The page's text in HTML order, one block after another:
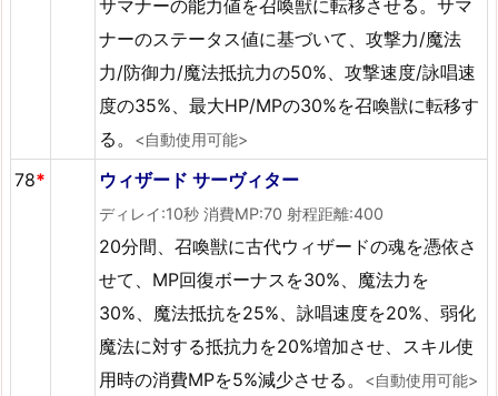
サマナーの能力値を召喚獣に転移させる。サマ
ナーのステータス値に基づいて、攻撃力/魔法
力/防御力/魔法抵抗力の50%、攻撃速度/詠唱速
度の35%、最大HP/MPの30%を召喚獣に転移す
る。
<自動使用可能>
78* ウィザード サーヴィター
ディレイ:10秒 消費MP:70 射程距離:400
20分間、召喚獣に古代ウィザードの魂を憑依さ
せて、MP回復ボーナスを30%、魔法力を
30%、魔法抵抗を25%、詠唱速度を20%、弱化
魔法に対する抵抗力を20%増加させ、スキル使
用時の消費MPを5%減少させる。
<自動使用可能>